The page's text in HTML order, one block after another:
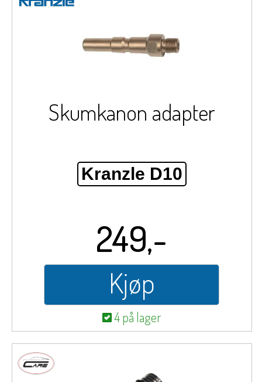
Skumkanon adapter
Kranzle D10
249,-
Kjøp
4 på lager